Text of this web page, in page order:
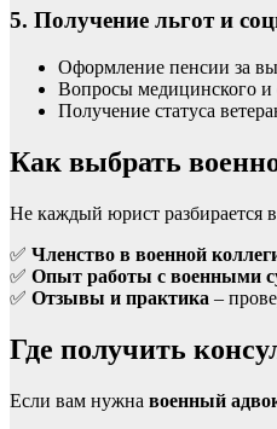
5. Получение льгот и
Оформление пенсии за
Вопросы медицинского и
Получение статуса
Как выбрать
Не каждый юрист разбирается
✅ Членство в военной
✅ Опыт работы с военными
✅ Отзывы и практика –
Где получить
Если вам нужна военный